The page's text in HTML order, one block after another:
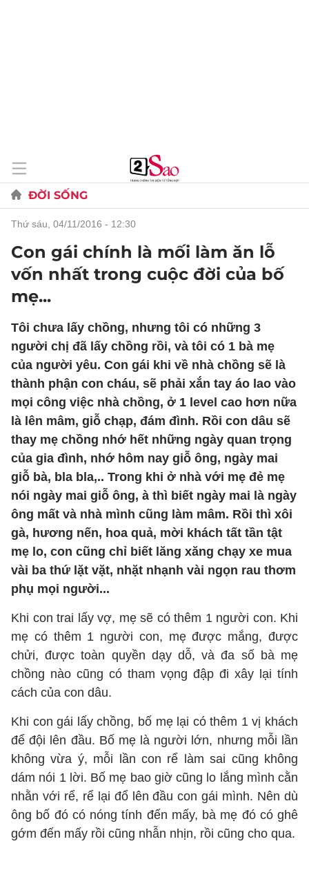
ĐỜI SỐNG
thứ sáu, 04/11/2016 - 12:30
Con gái chính là mối làm ăn lỗ
vốn nhất trong cuộc đời của bố
mẹ...
Tôi chưa lấy chồng, nhưng tôi có những 3
người chị đã lấy chồng rồi, và tôi có 1 bà mẹ
của người yêu. Con gái khi về nhà chồng sẽ là
thành phận con cháu, sẽ phải xắn tay áo lao vào
mọi công việc nhà chồng, ở 1 level cao hơn nữa
là lên mâm, giỗ chạp, đám đình. Rồi con dâu sẽ
thay mẹ chồng nhớ hết những ngày quan trọng
của gia đình, nhớ hôm nay giỗ ông, ngày mai
giỗ bà, bla bla,.. Trong khi ở nhà với mẹ đẻ mẹ
nói ngày mai giỗ ông, à thì biết ngày mai là ngày
ông mất và nhà mình cũng làm mâm. Rồi thì xôi
gà, hương nến, hoa quả, mời khách tất tần tật
mẹ lo, con cũng chỉ biết lăng xăng chạy xe mua
vài ba thứ lặt vặt, nhặt nhạnh vài ngọn rau thơm
phụ mọi người...
Khi con trai lấy vợ, mẹ sẽ có thêm 1 người con. Khi
mẹ có thêm 1 người con, mẹ được mắng, được
chửi, được toàn quyền dạy dỗ, và đa số bà mẹ
chồng nào cũng có tham vọng đập đi xây lại tính
cách của con dâu.
Khi con gái lấy chồng, bố mẹ lại có thêm 1 vị khách
để đội lên đầu. Bố mẹ là người lớn, nhưng mỗi lần
không vừa ý, mỗi lần con rể làm sai cũng không
dám nói 1 lời. Bố mẹ bao giờ cũng lo lắng mình cằn
nhằn với rể, rể lại đổ lên đầu con gái mình. Nên dù
ông bố đó có nóng tính đến mấy, bà mẹ đó có ghê
gớm đến mấy rồi cũng nhẫn nhịn, rồi cũng cho qua.